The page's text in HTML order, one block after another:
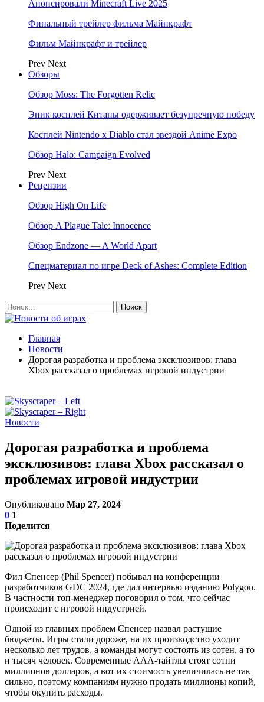
Анонсировали Minecraft Live 2025
Финальный трейлер фильма Майнкрафт
Фильм Майнкрафт и трейлер
Prev Next
Обзоры
Обзор Moss: The Forgotten Relic
Эпик косплей Китаны одерживает безупречную победу
Косплей Nintendo x Diablo стал звездой Anime Expo
Обзор Halo: Campaign Evolved
Prev Next
Рецензии
Обзор High On Life
Обзор A Plague Tale: Innocence
Обзор Endzone — A World Apart
Спецматериал по игре Deck of Ashes: Complete Edition
Prev Next
Главная
Новости
Дорогая разработка и проблема эксклюзивов: глава
Xbox рассказал о проблемах игровой индустрии
Новости
Дорогая разработка и проблема
эксклюзивов: глава Xbox рассказал о
проблемах игровой индустрии
Опубликовано Мар 27, 2024
0 1
Поделится
Фил Спенсер (Phil Spencer) побывал на конференции
разработчиков GDC 2024, где дал интервью изданию Polygon.
В частности топ-менеджер поговорил о том, что сейчас
происходит с игровой индустрией.
Одной из главных проблем Спенсер назвал растущие
бюджеты. Игры стали дороже, на их производство уходит
несколько лет трудов, а команды могут состоять из сотен, а то
и тысяч человек. Современные AAA-тайтлы стоят сотни
миллионов долларов, а вот их стоимость увеличилась не так
сильно, поэтому компаниям нужно продать миллионы копий,
чтобы окупить расходы.